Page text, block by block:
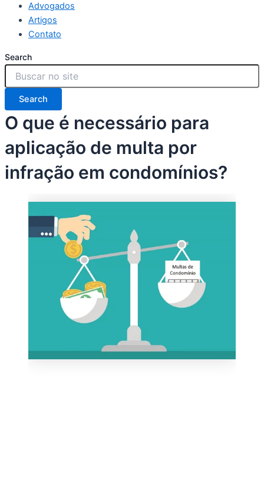
Advogados
Artigos
Contato
Search
Search
O que é necessário para
aplicação de multa por
infração em condomínios?